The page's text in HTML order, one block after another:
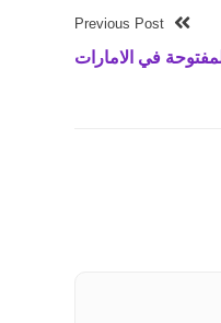
Previous Post